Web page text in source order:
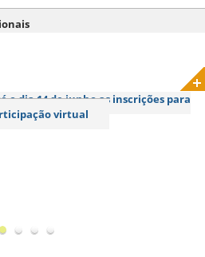
o dia 14 de junho as inscrições para
virtual